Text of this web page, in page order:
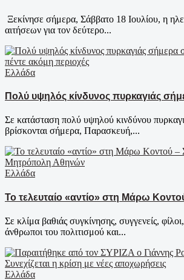
Ξεκίνησε σήμερα, Σάββατο 18 Ιουλίου, η
αιτήσεων για τον δεύτερο...
Ελλάδα
Πολύ υψηλός κίνδυνος πυρκαγιάς
Σε κατάσταση πολύ υψηλού κινδύνου
βρίσκονται σήμερα, Παρασκευή,...
Ελλάδα
Το τελευταίο «αντίο» στη Μάρω
Σε κλίμα βαθιάς συγκίνησης, συγγενείς,
άνθρωποι του πολιτισμού και...
Ελλάδα